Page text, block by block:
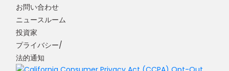
お問い合わせ
ニュースルーム
投資家
プライバシー/
法的通知